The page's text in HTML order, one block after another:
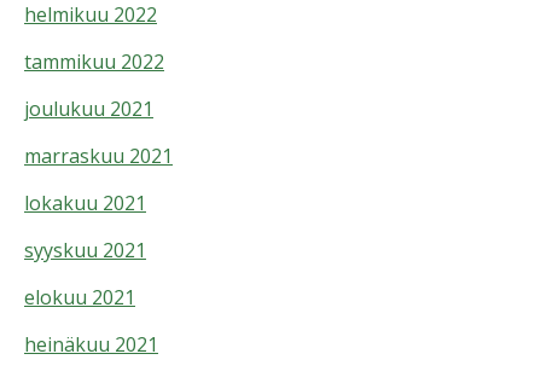
helmikuu 2022
tammikuu 2022
joulukuu 2021
marraskuu 2021
lokakuu 2021
syyskuu 2021
elokuu 2021
heinäkuu 2021